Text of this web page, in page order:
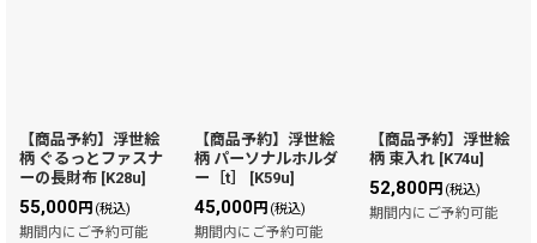
絞り込む
【商品予約】浮世絵
柄 ぐるっとファスナ
ーの長財布 [K28u]
55,000円 (税込)
期間内にご予約可能
【商品予約】浮世絵
柄 パーソナルホルダ
ー［t］
[K59u]
45,000円 (税込)
期間内にご予約可能
【商品予約】浮世絵
柄 束入れ [K74u]
52,800円 (税込)
期間内にご予約可能